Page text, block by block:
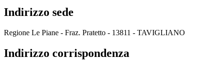
Indirizzo sede
Regione Le Piane - Fraz. Pratetto - 13811 - TAVIGLIANO
Indirizzo corrispondenza